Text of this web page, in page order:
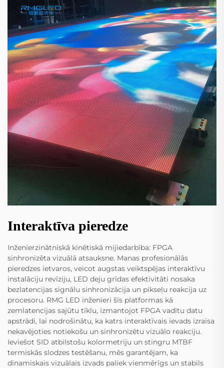
Interaktīva pieredze
Inženierzinātniskā kinētiskā mijiedarbība: FPGA
sinhronizēta vizuālā atsauksne. Manas profesionālās
pieredzes ietvaros, veicot augstas veiktspējas interaktīvu
instalāciju revīziju, LED deju grīdas efektivitāti nosaka
bezlatencijas signālu sinhronizācija un pikseļu reakcija uz
procesoru. RMG LED inženieri šīs platformas kā
zemlatencijas sajūtu tīklu, izmantojot FPGA vadītu datu
apstrādi, lai nodrošinātu, ka katrs interaktīvais ievads izraisa
nekavējoties notiekošu un sinhronizētu vizuālo reakciju.
Ieviešot SID atbilstošu kolormetriju un stingru MTBF
termiskās slodzes testēšanu, mēs garantējam, ka
dinamiskais vizuālais izvads paliek vienmērīgs un stabils